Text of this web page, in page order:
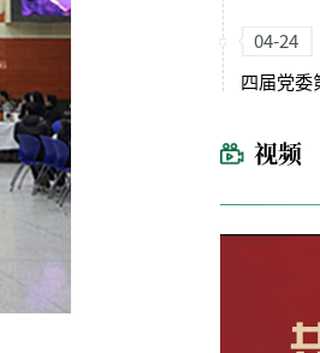
04-24
四届党委
视频